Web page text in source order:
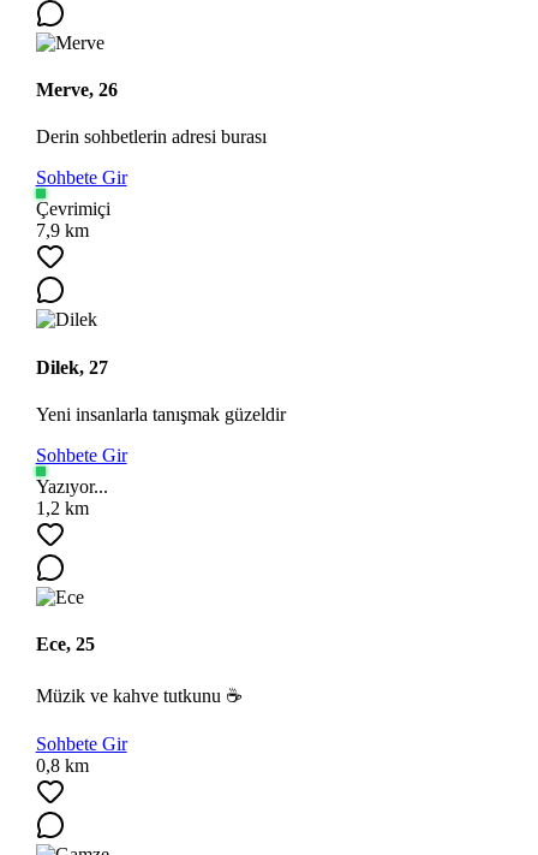
Merve, 26
Derin sohbetlerin adresi burası
Sohbete Gir
Çevrimiçi
7,9 km
Dilek, 27
Yeni insanlarla tanışmak güzeldir
Sohbete Gir
Yazıyor...
1,2 km
Ece, 25
Müzik ve kahve tutkunu ☕
Sohbete Gir
0,8 km